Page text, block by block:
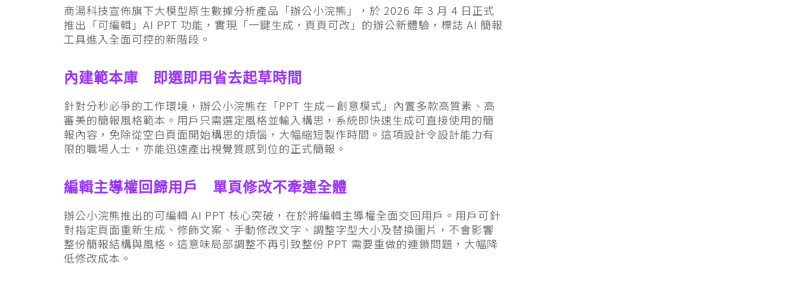
商湯科技宣佈旗下大模型原生數據分析產品「辦公小浣熊」，於 2026 年 3 月 4 日正式
推出「可編輯」AI PPT 功能，實現「一鍵生成，頁頁可改」的辦公新體驗，標誌 AI 簡報
工具進入全面可控的新階段。
內建範本庫 即選即用省去起草時間
針對分秒必爭的工作環境，辦公小浣熊在「PPT 生成－創意模式」內置多款高質素、高
審美的簡報風格範本。用戶只需選定風格並輸入構思，系統即快速生成可直接使用的簡
報內容，免除從空白頁面開始構思的煩惱，大幅縮短製作時間。這項設計令設計能力有
限的職場人士，亦能迅速產出視覺質感到位的正式簡報。
編輯主導權回歸用戶 單頁修改不牽連全體
辦公小浣熊推出的可編輯 AI PPT 核心突破，在於將編輯主導權全面交回用戶。用戶可針
對指定頁面重新生成、修飾文案、手動修改文字、調整字型大小及替換圖片，不會影響
整份簡報結構與風格。這意味局部調整不再引致整份 PPT 需要重做的連鎖問題，大幅降
低修改成本。